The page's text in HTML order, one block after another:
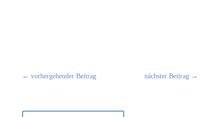
← vorhergehender Beitrag nächster Beitrag →